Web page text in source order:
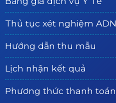
Thủ tục xét nghiệm ADN
Hướng dẫn thu mẫu
Lịch nhận kết quả
Phương thức thanh toán